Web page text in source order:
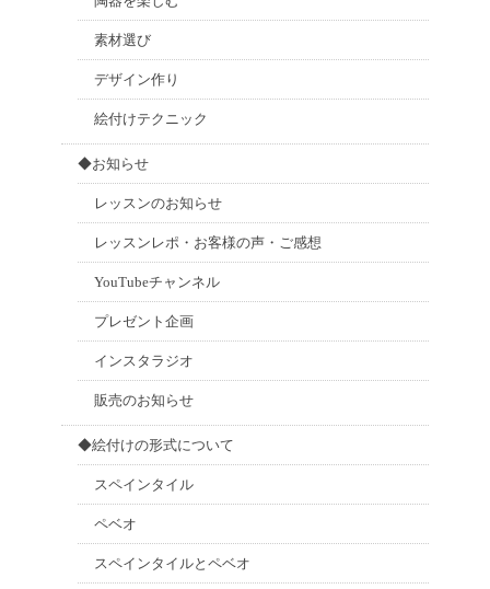
素材選び
デザイン作り
絵付けテクニック
◆お知らせ
レッスンのお知らせ
レッスンレポ・お客様の声・ご感想
YouTubeチャンネル
プレゼント企画
インスタラジオ
販売のお知らせ
◆絵付けの形式について
スペインタイル
ペベオ
スペインタイルとペベオ